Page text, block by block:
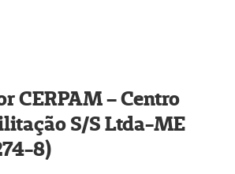
CERPAM – Centro
S/S Ltda-ME
8)